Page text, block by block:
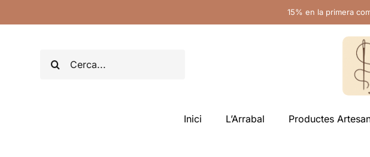
to
15% en la primera
Search
Inici L’Arrabal Productes